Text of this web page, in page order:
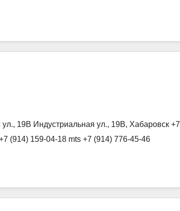
19В Индустриальная ул., 19В, Хабаровск +7
(914) 159-04-18 mts +7 (914) 776-45-46